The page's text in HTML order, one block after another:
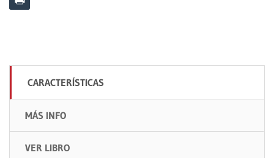
CARACTERÍSTICAS
MÁS INFO
VER LIBRO